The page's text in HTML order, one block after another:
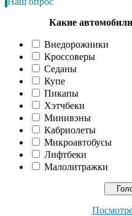
Какие
Внедорожники
Кроссоверы
Седаны
Купе
Пикапы
Хэтчбеки
Минивэны
Кабриолеты
Микроавтобусы
Лифтбеки
Малолитражки